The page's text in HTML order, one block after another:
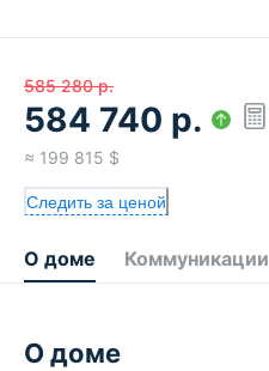
585 280 р.
584 740 р.
≈ 199 815 $
Следить за ценой
О доме Коммуникации
О доме